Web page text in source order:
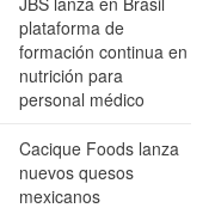
plataforma de
formación continua en
nutrición para
personal médico
Cacique Foods lanza
nuevos quesos
mexicanos